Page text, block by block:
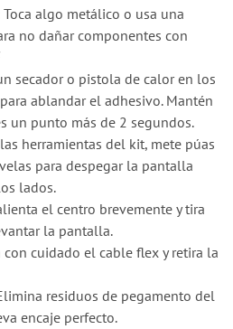
Toca algo metálico o usa una
no dañar componentes con
secador o pistola de calor en los
ablandar el adhesivo. Mantén
un punto más de 2 segundos.
herramientas del kit, mete púas
para despegar la pantalla
lados.
el centro brevemente y tira
la pantalla.
con cuidado el cable flex y retira la
residuos de pegamento del
encaje perfecto.